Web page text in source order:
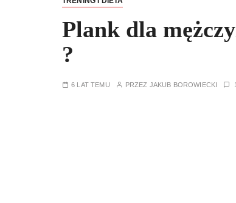
Plank dla
?
6 LAT TEMU PRZEZ JAKUB BOROWIECKI